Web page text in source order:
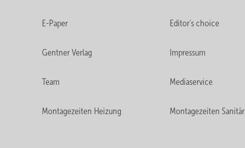
E-Paper Editor's choice
Gentner Verlag Impressum
Team Mediaservice
Montagezeiten Heizung Montagezeiten Sanitär